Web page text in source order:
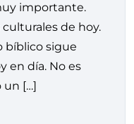
importante.
de hoy.
bíblico sigue
en día. No es
un […]